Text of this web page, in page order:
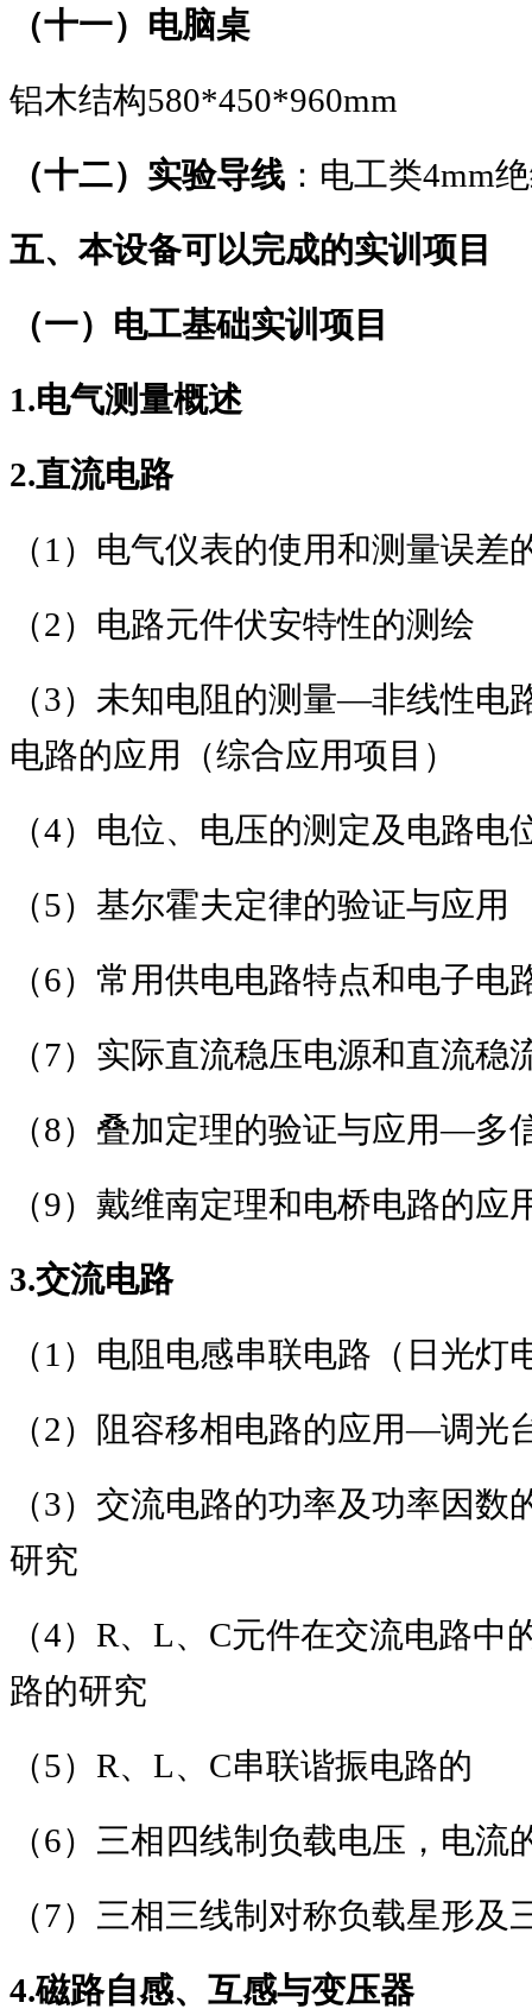
（十一）电脑桌
铝木结构580*450*960mm
（十二）实验导线 ：电工类4mm
五、本设备可以完成的实训项目
（一）电工基础实训项目
1.电气测量概述
2.直流电路
（1 ）电气仪表的使用和测量误差
（2）电路元件伏安特性的测绘
（3）未知电阻的测量―非线性电
电路的应用（综合应用项目）
（4）电位、电压的测定及电路电
（5）基尔霍夫定律的验证与应用
（6）常用供电电路特点和电子电
（7）实际直流稳压电源和直流稳
（8）叠加定理的验证与应用―多
（9）戴维南定理和电桥电路的应
3.交流电路
（1 ）电阻电感串联电路（日光灯
（2）阻容移相电路的应用―调光
（3）交流电路的功率及功率因数
研究
（4） R、 L、 C元件在交流电路中
路的研究
（5） R、 L、 C串联谐振电路的
（6）三相四线制负载电压，电流
（7）三相三线制对称负载星形及
4.磁路自感、互感与变压器